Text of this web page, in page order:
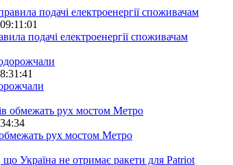
подачі електроенергії споживачам
рух мостом Метро